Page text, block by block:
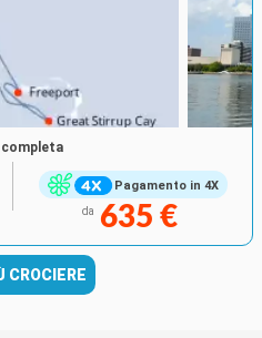
Pagamento in 4X
completa
da 635 €
CROCIERE